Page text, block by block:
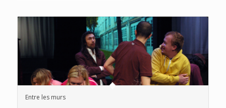
Entre les murs